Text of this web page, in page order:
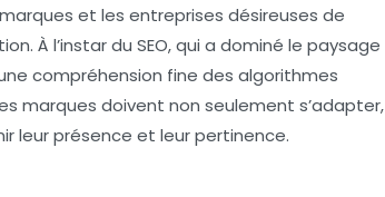
et les entreprises désireuses de
À l’instar du SEO, qui a dominé le paysage
compréhension fine des algorithmes
marques doivent non seulement s’adapter,
leur présence et leur pertinence.